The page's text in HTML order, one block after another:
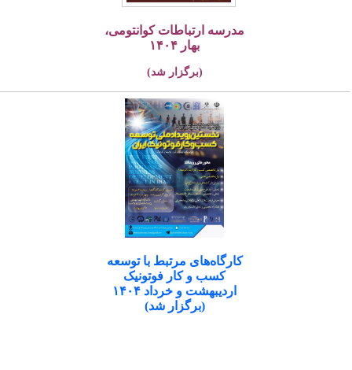
مدرسه ارتباطات کوانتومی،
بهار ۱۴۰۴
(برگزار شد)
کارگاه‌های مرتبط با توسعه
کسب و کار فوتونیک
اردیبهشت و خرداد ۱۴۰۴
(برگزار شد)